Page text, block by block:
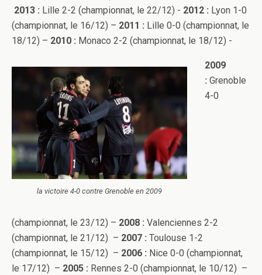
2013 : Lille 2-2 (championnat, le 22/12) - 2012 : Lyon 1-0
(championnat, le 16/12) – 2011 : Lille 0-0 (championnat, le
18/12) – 2010 : Monaco 2-2 (championnat, le 18/12) -
la victoire 4-0 contre Grenoble en 2009
2009
: Grenoble
4-0
(championnat, le 23/12) – 2008 : Valenciennes 2-2
(championnat, le 21/12) – 2007 : Toulouse 1-2
(championnat, le 15/12) – 2006 : Nice 0-0 (championnat,
le 17/12) – 2005 : Rennes 2-0 (championnat, le 10/12) –